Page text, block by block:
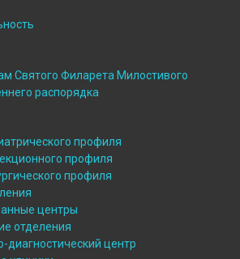
Святого Филарета Милостивого
распорядка
профиля
профиля
профиля
центры
отделения
диагностический центр